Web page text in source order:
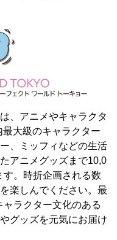
、アニメやキャラクタ
大級のキャラクター
、ミッフィなどの生活
アニメグッズまで10,0
。時折企画される数
楽しんでください。最
ラクター文化のある
グッズを元気にお届け